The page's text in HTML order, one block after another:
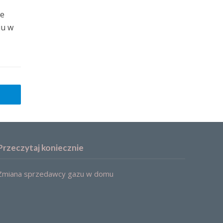
w
koniecznie
sprzedawcy gazu w domu